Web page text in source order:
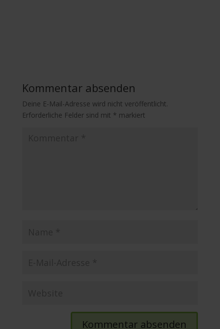
Kommentar absenden
Deine E-Mail-Adresse wird nicht veröffentlicht.
Erforderliche Felder sind mit * markiert